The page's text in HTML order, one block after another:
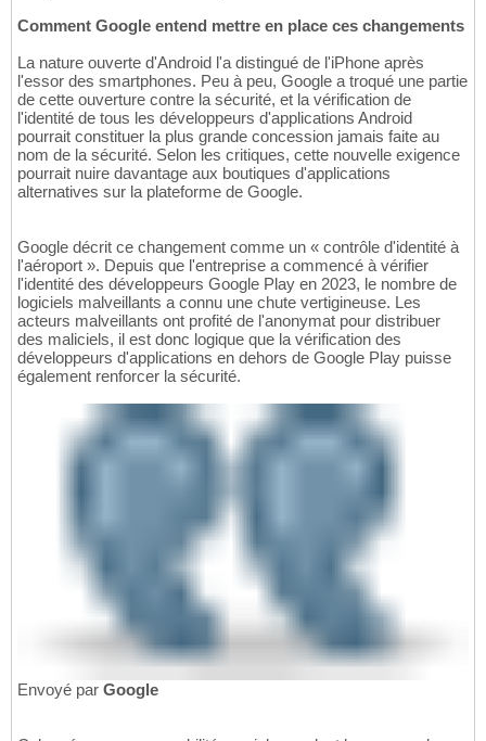
Comment Google entend mettre en place ces changements
La nature ouverte d'Android l'a distingué de l'iPhone après
l'essor des smartphones. Peu à peu, Google a troqué une partie
de cette ouverture contre la sécurité, et la vérification de
l'identité de tous les développeurs d'applications Android
pourrait constituer la plus grande concession jamais faite au
nom de la sécurité. Selon les critiques, cette nouvelle exigence
pourrait nuire davantage aux boutiques d'applications
alternatives sur la plateforme de Google.
Google décrit ce changement comme un « contrôle d'identité à
l'aéroport ». Depuis que l'entreprise a commencé à vérifier
l'identité des développeurs Google Play en 2023, le nombre de
logiciels malveillants a connu une chute vertigineuse. Les
acteurs malveillants ont profité de l'anonymat pour distribuer
des maliciels, il est donc logique que la vérification des
développeurs d'applications en dehors de Google Play puisse
également renforcer la sécurité.
Envoyé par Google